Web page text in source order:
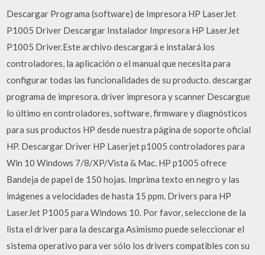
Descargar Programa (software) de Impresora HP LaserJet
P1005 Driver Descargar Instalador Impresora HP LaserJet
P1005 Driver.Este archivo descargará e instalará los
controladores, la aplicación o el manual que necesita para
configurar todas las funcionalidades de su producto. descargar
programa de impresora. driver impresora y scanner Descargue
lo último en controladores, software, firmware y diagnósticos
para sus productos HP desde nuestra página de soporte oficial
HP. Descargar Driver HP Laserjet p1005 controladores para
Win 10 Windows 7/8/XP/Vista & Mac. HP p1005 ofrece
Bandeja de papel de 150 hojas. Imprima texto en negro y las
imágenes a velocidades de hasta 15 ppm. Drivers para HP
LaserJet P1005 para Windows 10. Por favor, seleccione de la
lista el driver para la descarga Asimismo puede seleccionar el
sistema operativo para ver sólo los drivers compatibles con su